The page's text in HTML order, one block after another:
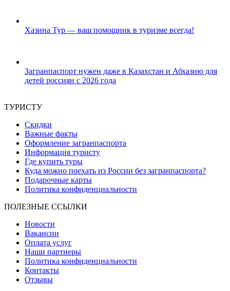
Хазина Тур — ваш помощник в туризме всегда!
Загранпаспорт нужен даже в Казахстан и Абхазию для
детей россиян с 2026 года
ТУРИСТУ
Скидки
Важные факты
Оформление загранпаспорта
Информация туристу
Где купить туры
Куда можно поехать из России без загранпаспорта?
Подарочные карты
Политика конфиденциальности
ПОЛЕЗНЫЕ ССЫЛКИ
Новости
Вакансии
Оплата услуг
Наши партнеры
Политика конфиденциальности
Контакты
Отзывы